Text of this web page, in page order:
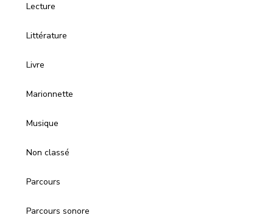
Lecture
Littérature
Livre
Marionnette
Musique
Non classé
Parcours
Parcours sonore